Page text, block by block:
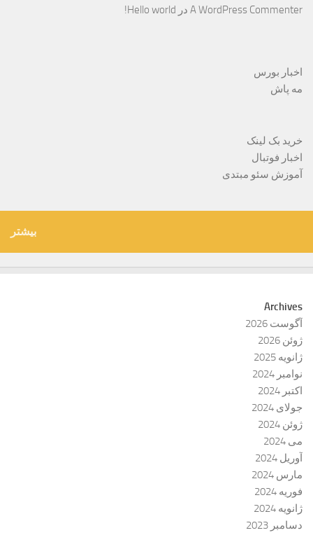
A WordPress Commenter در Hello world!
اخبار بورس
مه پاش
خرید بک لینک
اخبار فوتبال
آموزش سئو مبتدی
بیشتر
Archives
آگوست 2026
ژوئن 2026
ژانویه 2025
نوامبر 2024
اکتبر 2024
جولای 2024
ژوئن 2024
می 2024
آوریل 2024
مارس 2024
فوریه 2024
ژانویه 2024
دسامبر 2023